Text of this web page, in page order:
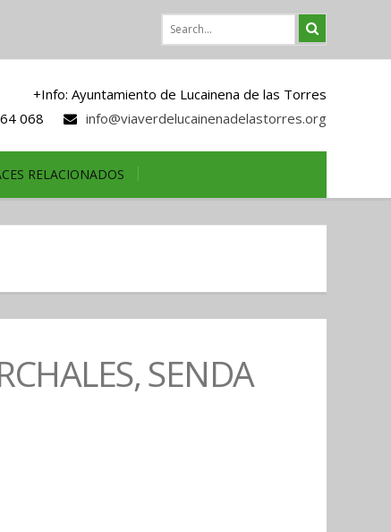
+Info: Ayuntamiento de Lucainena de las Torres
068
info@viaverdelucainenadelastorres.org
RELACIONADOS
SENDA